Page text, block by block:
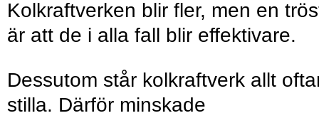
Kolkraftverken blir fler, men en
är att de i alla fall blir effektivare.
Dessutom står kolkraftverk allt
stilla. Därför minskade